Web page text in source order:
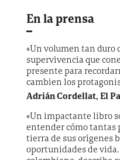
En la prensa
«Un volumen tan duro
supervivencia que
presente para
cambien los
Adrián Cordellat, El
«Un impactante libro
entender cómo tantas
tierra de sus orígenes
oportunidades de